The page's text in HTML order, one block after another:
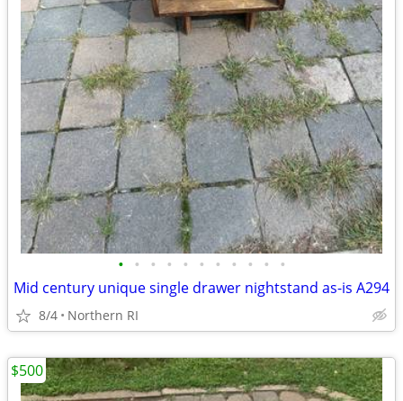
• • • • • • • • • • •
Mid century unique single drawer nightstand as-is A294
8/4 Northern RI
$500